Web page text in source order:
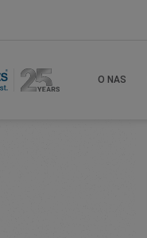
O NAS